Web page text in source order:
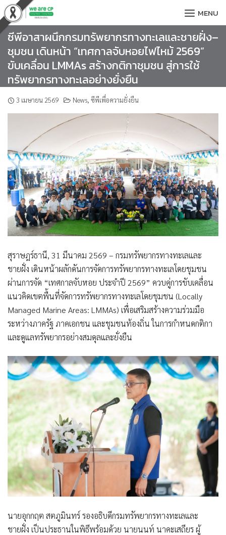
Skip
to
content
MENU
ซีพีอาสาผนึกกรมทรัพยากรทางทะเลและชายฝั่ง–
ชุมชน เดินหน้า “เทศกาลจับหอยไฟไหม้ 2569”
ขับเคลื่อน LMMAs สร้างกติกาชุมชน สู่การใช้
ทรัพยากรทางทะเลอย่างยั่งยืน
3 เมษายน 2569 News, ซีพีเพื่อความยั่งยืน
สุราษฎร์ธานี, 31 มีนาคม 2569 – กรมทรัพยากรทางทะเลและ
ชายฝั่ง เดินหน้าผลักดันการจัดการทรัพยากรทางทะเลโดยชุมชน
ผ่านการจัด “เทศกาลจับหอย ประจำปี 2569” ควบคู่การขับเคลื่อน
แนวคิดเขตพื้นที่จัดการทรัพยากรทางทะเลโดยชุมชน (Locally
Managed Marine Areas: LMMAs) เพื่อเสริมสร้างความร่วมมือ
ระหว่างภาครัฐ ภาคเอกชน และชุมชนท้องถิ่น ในการกำหนดกติกา
และดูแลทรัพยากรอย่างสมดุลและยั่งยืน
นายอุกกฤต สตภูมินทร์ รองอธิบดีกรมทรัพยากรทางทะเลและ
ชายฝั่ง เป็นประธานในพิธีพร้อมด้วย นายนนท์ นาคะเสถียร ผู้